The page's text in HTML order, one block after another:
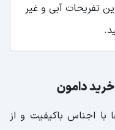
تفریحات آبی و غیر
دامون
با اجناس باکیفیت و از